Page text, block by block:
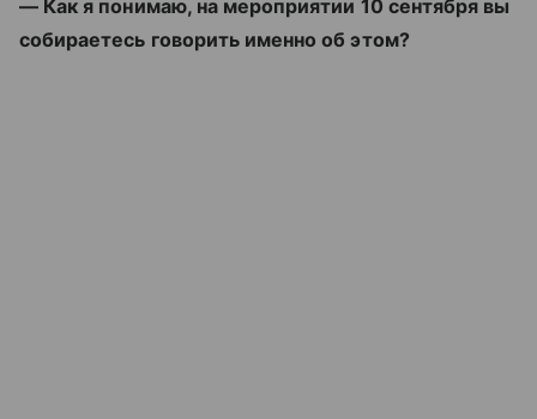
— Как я понимаю, на мероприятии 10 сентября вы
собираетесь говорить именно об этом?